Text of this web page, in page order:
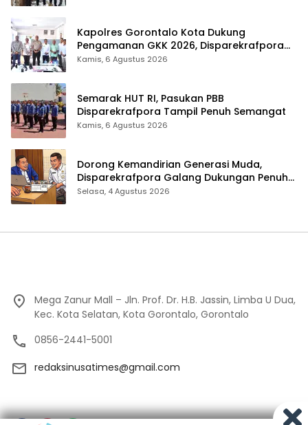
Kapolres Gorontalo Kota Dukung
Pengamanan GKK 2026, Disparekrafpora
Perkuat Sinergi Lintas Sektor
Kamis, 6 Agustus 2026
Semarak HUT RI, Pasukan PBB
Disparekrafpora Tampil Penuh Semangat
Kamis, 6 Agustus 2026
Dorong Kemandirian Generasi Muda,
Disparekrafpora Galang Dukungan Penuh
Para Aleg Deprov
Selasa, 4 Agustus 2026
Mega Zanur Mall – Jln. Prof. Dr. H.B. Jassin, Limba U Dua,
Kec. Kota Selatan, Kota Gorontalo, Gorontalo
0856-2441-5001
redaksinusatimes@gmail.com